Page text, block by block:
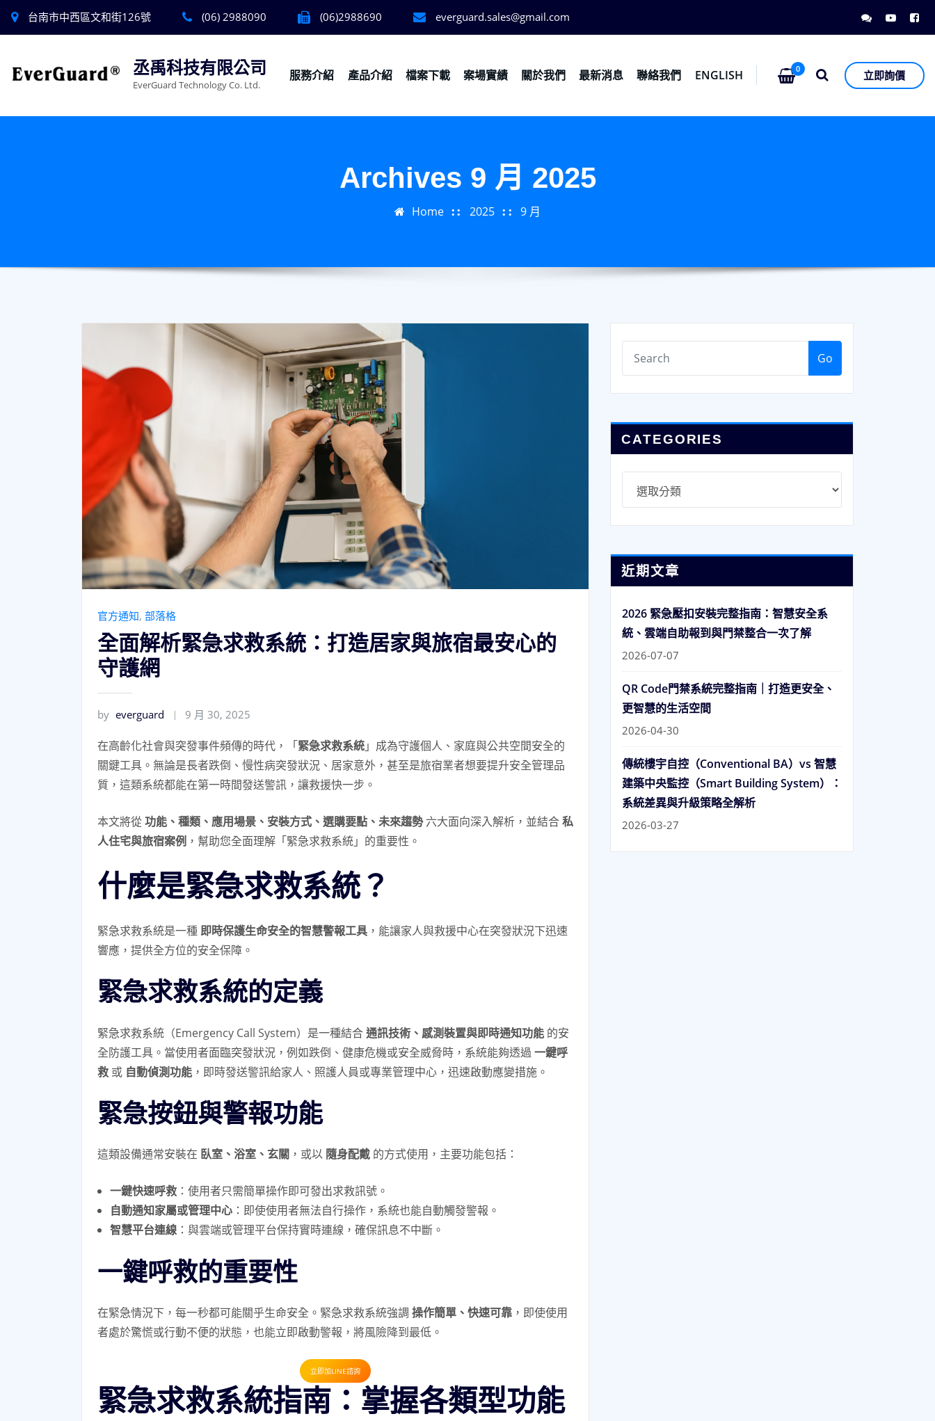
台南市中西區文和街126號 (06) 2988090 (06)2988690 everguard.sales@gmail.com
丞禹科技有限公司
EverGuard Technology Co. Ltd.
服務介紹 產品介紹 檔案下載 案場實績 關於我們 最新消息 聯絡我們 ENGLISH 0 立即詢價
Archives 9 月 2025
Home 2025 9 月
官方通知, 部落格
全面解析緊急求救系統：打造居家與旅宿最安心的
守護網
by everguard 9 月 30, 2025
在高齡化社會與突發事件頻傳的時代，「緊急求救系統」成為守護個人、家庭與公共空間安全的
關鍵工具。無論是長者跌倒、慢性病突發狀況、居家意外，甚至是旅宿業者想要提升安全管理品
質，這類系統都能在第一時間發送警訊，讓救援快一步。
本文將從功能、種類、應用場景、安裝方式、選購要點、未來趨勢六大面向深入解析，並結合私
人住宅與旅宿案例 ，幫助您全面理解「緊急求救系統」的重要性。
什麼是緊急求救系統？
緊急求救系統是一種 即時保護生命安全的智慧警報工具 ，能讓家人與救援中心在突發狀況下迅速
響應，提供全方位的安全保障。
緊急求救系統的定義
緊急求救系統（Emergency Call System）是一種結合通訊技術、感測裝置與即時通知功能 的安
全防護工具。當使用者面臨突發狀況，例如跌倒、健康危機或安全威脅時，系統能夠透過 一鍵呼
救 或 自動偵測功能 ，即時發送警訊給家人、照護人員或專業管理中心，迅速啟動應變措施。
緊急按鈕與警報功能
這類設備通常安裝在 臥室、浴室、玄關 ，或以 隨身配戴 的方式使用，主要功能包括：
一鍵快速呼救 ：使用者只需簡單操作即可發出求救訊號。
自動通知家屬或管理中心 ：即使使用者無法自行操作，系統也能自動觸發警報。
智慧平台連線 ：與雲端或管理平台保持實時連線，確保訊息不中斷。
一鍵呼救的重要性
在緊急情況下，每一秒都可能關乎生命安全。緊急求救系統強調 操作簡單、快速可靠 ，即使使用
者處於驚慌或行動不便的狀態，也能立即啟動警報，將風險降到最低。
立即加LINE諮詢
緊急求救系統指南：掌握各類型功能
Go
CATEGORIES
近期文章
2026 緊急壓扣安裝完整指南：智慧安全系
統、雲端自助報到與門禁整合一次了解
2026-07-07
QR Code門禁系統完整指南｜打造更安全、
更智慧的生活空間
2026-04-30
傳統樓宇自控（Conventional BA）vs 智慧
建築中央監控（Smart Building System）：
系統差異與升級策略全解析
2026-03-27